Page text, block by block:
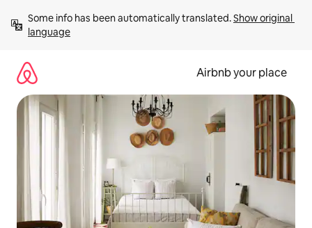
content
Some info has been automatically translated. Show original
language
Airbnb your place